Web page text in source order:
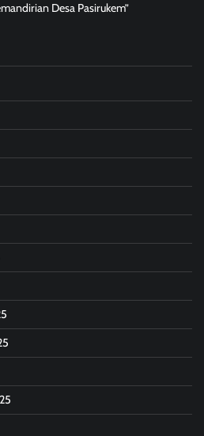
Desa Pasirukem”